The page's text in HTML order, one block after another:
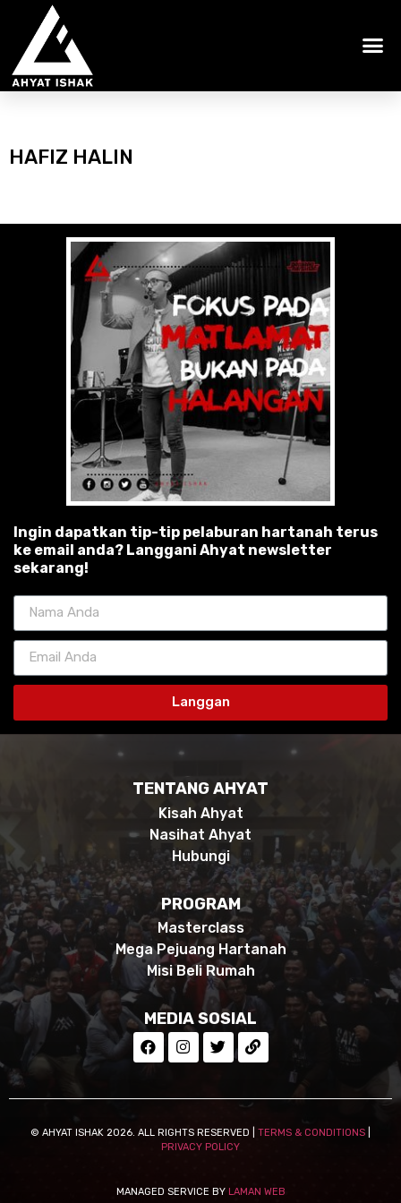
HAFIZ HALIN
Ingin dapatkan tip-tip pelaburan hartanah terus
ke email anda? Langgani Ahyat newsletter
sekarang!
Langgan
TENTANG AHYAT
Kisah Ahyat
Nasihat Ahyat
Hubungi
PROGRAM
Masterclass
Mega Pejuang Hartanah
Misi Beli Rumah
MEDIA SOSIAL
© AHYAT ISHAK 2026. ALL RIGHTS RESERVED | TERMS & CONDITIONS
PRIVACY POLICY
MANAGED SERVICE BY LAMAN WEB